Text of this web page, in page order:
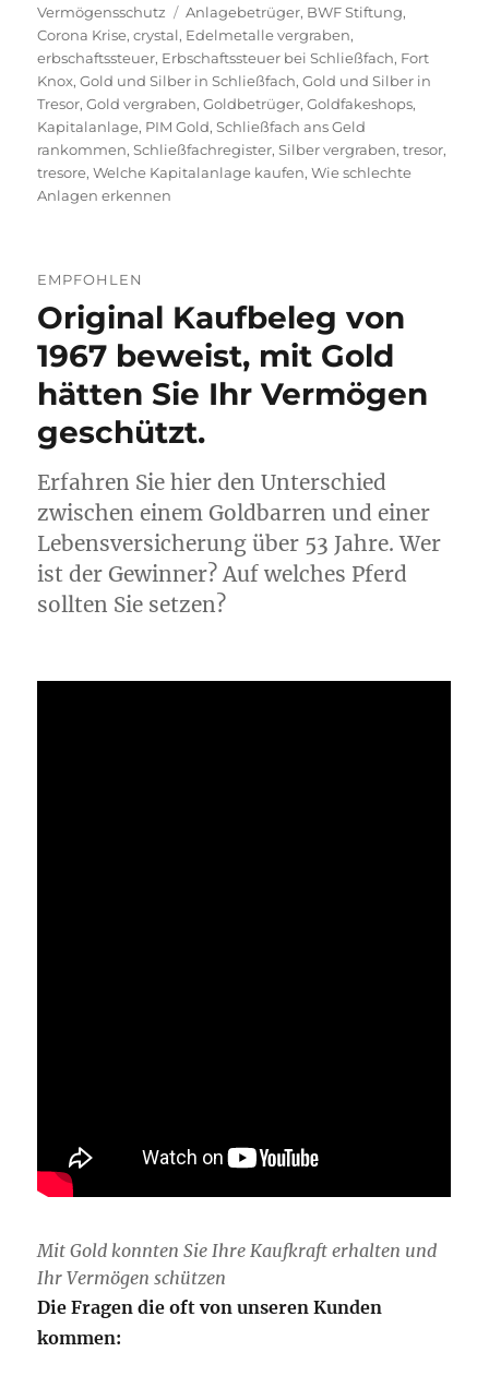
Vermögensschutz
Schlagwörter
Anlagebetrüger, BWF Stiftung,
Corona Krise,crystal, Edelmetalle vergraben,
erbschaftssteuer, Erbschaftssteuer bei Schließfach, Fort
Knox,Gold und Silber in Schließfach,Gold und Silber in
Tresor,Gold vergraben,Goldbetrüger,Goldfakeshops,
Kapitalanlage, PIM Gold,Schließfach ans Geld
rankommen,Schließfachregister,Silber vergraben,tresor,
tresore,Welche Kapitalanlage kaufen,Wie schlechte
Anlagen erkennen
EMPFOHLEN
Original Kaufbeleg von
1967 beweist, mit Gold
hätten Sie Ihr Vermögen
geschützt.
Erfahren Sie hier den Unterschied
zwischen einem Goldbarren und einer
Lebensversicherung über 53 Jahre. Wer
ist der Gewinner? Auf welches Pferd
sollten Sie setzen?
Mit Gold konnten Sie Ihre Kaufkraft erhalten und
Ihr Vermögen schützen
Die Fragen die oft von unseren Kunden
kommen: